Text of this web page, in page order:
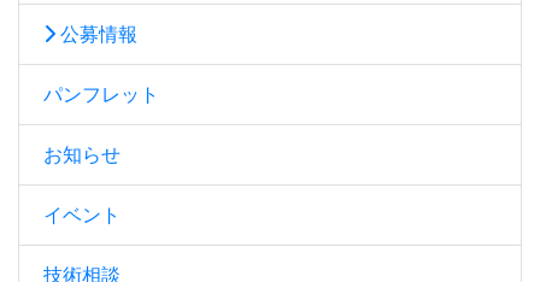
公募情報
パンフレット
お知らせ
イベント
技術相談